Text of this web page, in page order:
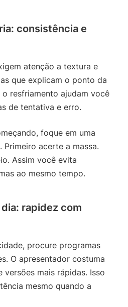
consistência e
atenção a textura e
que explicam o ponto da
o resfriamento ajudam você
de tentativa e erro.
foque em uma
acerte a massa.
Assim você evita
ao mesmo tempo.
rapidez com
procure programas
O apresentador costuma
versões mais rápidas. Isso
mesmo quando a